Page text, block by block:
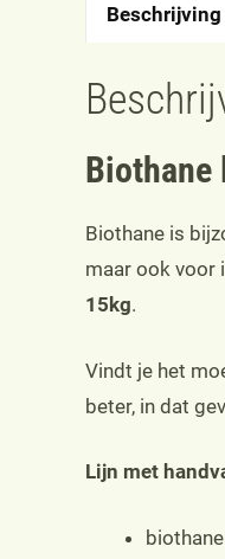
Beschrijving
Biothane
Biothane is
maar ook voor
15kg.
Vindt je het
beter, in dat
Lijn met